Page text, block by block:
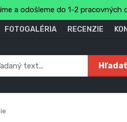
a odošleme do 1-2
FOTOGALÉRIA RECENZIE
Hľadať